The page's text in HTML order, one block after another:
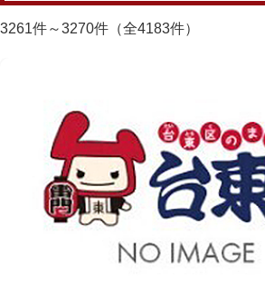
3261件～3270件（全4183件）